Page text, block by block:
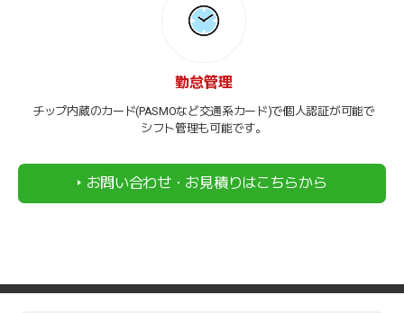
勤怠管理
チップ内蔵のカード(PASMOなど交通系カード)で個人認証が可能で
シフト管理も可能です。
お問い合わせ・お見積りはこちらから